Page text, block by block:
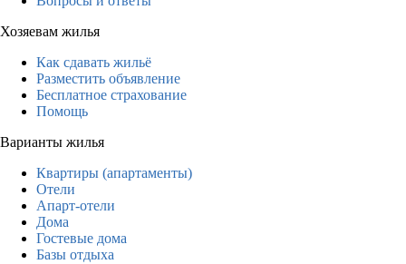
Хозяевам жилья
Как сдавать жильё
Разместить объявление
Бесплатное страхование
Помощь
Варианты жилья
Квартиры (апартаменты)
Отели
Апарт-отели
Дома
Гостевые дома
Базы отдыха